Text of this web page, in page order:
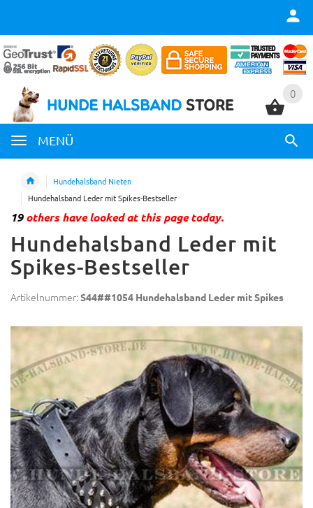
0
MENÜ
0
Hundehalsband Nieten
Hundehalsband Leder mit Spikes-Bestseller
19others have looked at this page today.
Hundehalsband Leder mit
Spikes-Bestseller
Artikelnummer:S44##1054 Hundehalsband Leder mit Spikes